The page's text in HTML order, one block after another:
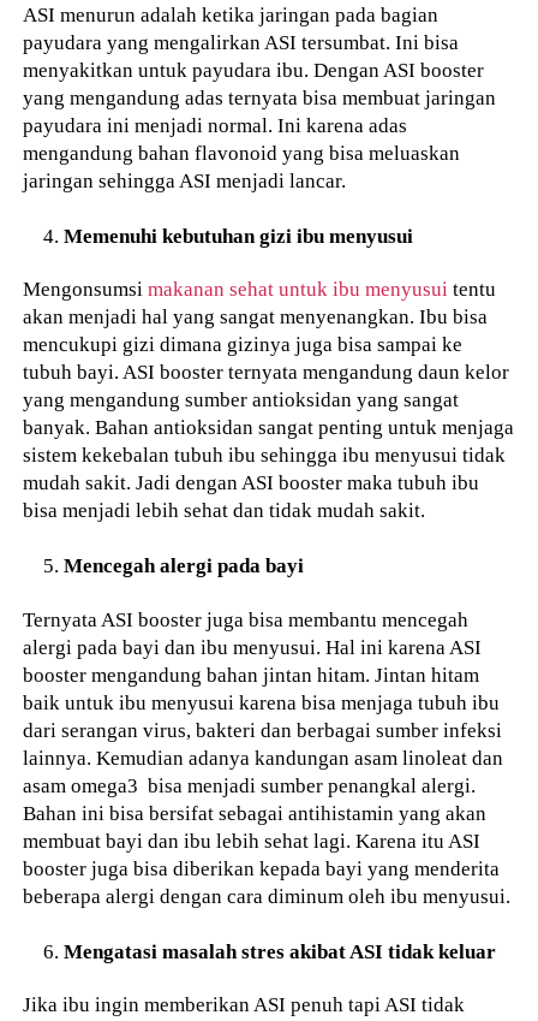
ASI menurun adalah ketika jaringan pada bagian
payudara yang mengalirkan ASI tersumbat. Ini bisa
menyakitkan untuk payudara ibu. Dengan ASI booster
yang mengandung adas ternyata bisa membuat jaringan
payudara ini menjadi normal. Ini karena adas
mengandung bahan flavonoid yang bisa meluaskan
jaringan sehingga ASI menjadi lancar.
Memenuhi kebutuhan gizi ibu menyusui
Mengonsumsimakanan sehat untuk ibu menyusui tentu
akan menjadi hal yang sangat menyenangkan. Ibu bisa
mencukupi gizi dimana gizinya juga bisa sampai ke
tubuh bayi. ASI booster ternyata mengandung daun kelor
yang mengandung sumber antioksidan yang sangat
banyak. Bahan antioksidan sangat penting untuk menjaga
sistem kekebalan tubuh ibu sehingga ibu menyusui tidak
mudah sakit. Jadi dengan ASI booster maka tubuh ibu
bisa menjadi lebih sehat dan tidak mudah sakit.
Mencegah alergi pada bayi
Ternyata ASI booster juga bisa membantu mencegah
alergi pada bayi dan ibu menyusui. Hal ini karena ASI
booster mengandung bahan jintan hitam. Jintan hitam
baik untuk ibu menyusui karena bisa menjaga tubuh ibu
dari serangan virus, bakteri dan berbagai sumber infeksi
lainnya. Kemudian adanya kandungan asam linoleat dan
asam omega3 bisa menjadi sumber penangkal alergi.
Bahan ini bisa bersifat sebagai antihistamin yang akan
membuat bayi dan ibu lebih sehat lagi. Karena itu ASI
booster juga bisa diberikan kepada bayi yang menderita
beberapa alergi dengan cara diminum oleh ibu menyusui.
Mengatasi masalah stres akibat ASI tidak keluar
Jika ibu ingin memberikan ASI penuh tapi ASI tidak